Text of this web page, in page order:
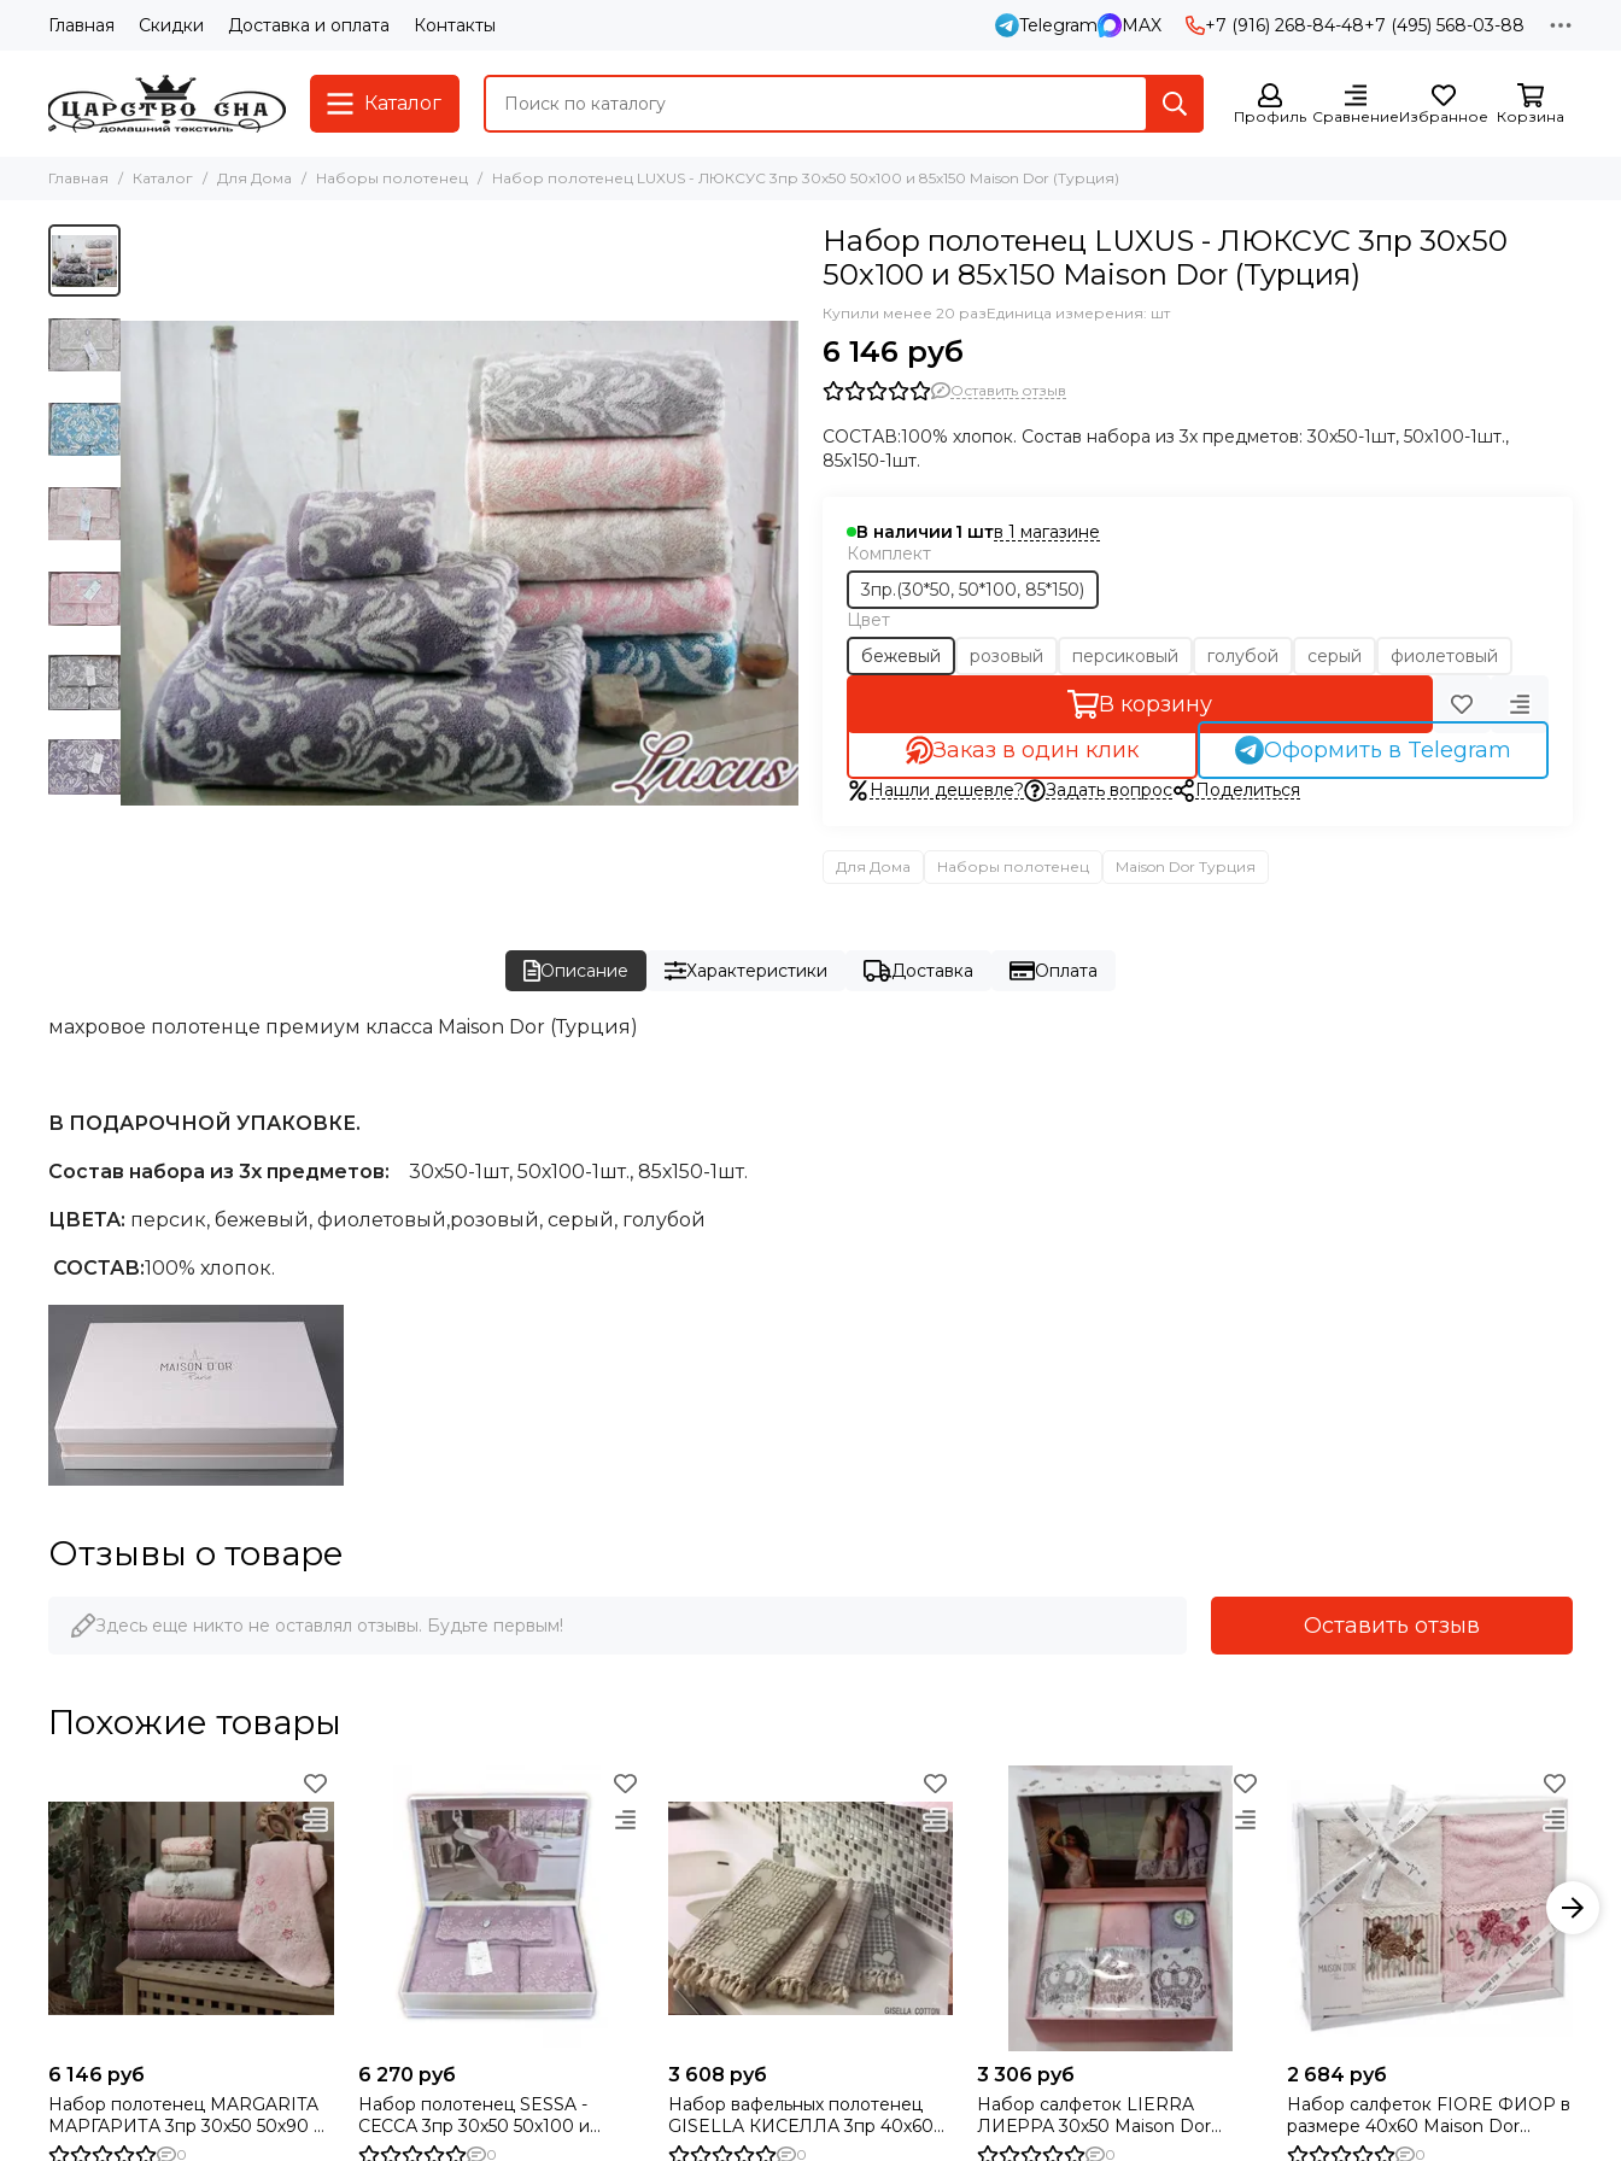
Главная Скидки Доставка и оплата Контакты Telegram MAX +7 (916) 268-84-48+7 (495) 568-03-88
Каталог
Профиль СравнениеИзбранное Корзина
Главная Каталог Для Дома Наборы полотенец Набор полотенец LUXUS - ЛЮКСУС 3пр 30х50 50х100 и 85х150 Maison Dor (Турция)
Набор полотенец LUXUS - ЛЮКСУС 3пр 30х50
50х100 и 85х150 Maison Dor (Турция)
Купили менее 20 разЕдиница измерения: шт
6 146 руб
Оставить отзыв
СОСТАВ:100% хлопок. Состав набора из 3х предметов: 30х50-1шт, 50х100-1шт.,
85х150-1шт.
В наличии 1
в 1 магазине
Комплект
3пр.(30*50, 50*100, 85*150)
Цвет
бежевый
розовый персиковый голубой серый фиолетовый
В корзину
Заказ в один клик
Оформить в Telegram
Нашли дешевле? Задать вопрос Поделиться
Для Дома Наборы полотенец Maison Dor Турция
Описание Характеристики Доставка Оплата
махровое полотенце премиум класса Maison Dor (Турция)
В ПОДАРОЧНОЙ УПАКОВКЕ.
Состав набора из 3х предметов: 30х50-1шт, 50х100-1шт., 85х150-1шт.
ЦВЕТА: персик, бежевый, фиолетовый,розовый, серый, голубой
СОСТАВ:100% хлопок.
Отзывы о товаре
Здесь еще никто не оставлял отзывы. Будьте первым! Оставить отзыв
Похожие товары
6 146 руб
Набор полотенец MARGARITA
МАРГАРИТА 3пр 30х50 50х90 и
70х140 Maison Dor Турция
0
6 270 руб
Набор полотенец SESSA -
СЕССА 3пр 30х50 50х100 и
85х150 Maison Dor (Турция)
0
3 608 руб
Набор вафельных полотенец
GISELLA КИСЕЛЛА 3пр 40х60
50х100 и 100х150 Maison Dor
0
3 306 руб
Набор салфеток LIERRA
ЛИЕРРА 30х50 Maison Dor
Турция
0
2 684 руб
Набор салфеток FIORE ФИОР в
размере 40х60 Maison Dor
Турция
0